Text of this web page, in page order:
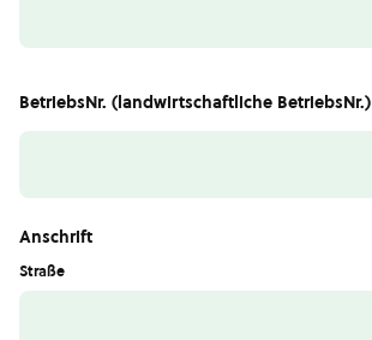
BetriebsNr. (landwirtschaftliche BetriebsNr.)
Anschrift
Straße